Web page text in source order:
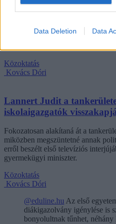
Data Deletion Data
Megszűnhet a 45 perces iskola-
átalakulhat. Többek között ezeket
Oktatási és Gyermekügyi
Közoktatás
Kovács Dóri
Lannert Judit a
iskolaigazgatók
Fokozatosan alakítaná át a
miközben megszüntetné annak
erről beszélt első televíziós
gyermekügyi miniszter.
Közoktatás
Kovács Dóri
@eduline.hu Az első
diákigazolvány igénylése is
bonyolultnak tűnhet, néhány